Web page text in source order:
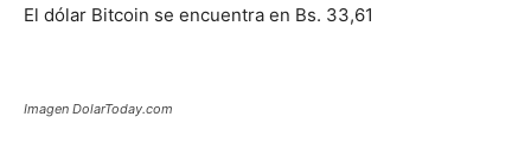
El dólar Bitcoin se encuentra en Bs. 33,61
Imagen DolarToday.com